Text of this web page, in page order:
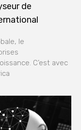
de
le
C’est avec